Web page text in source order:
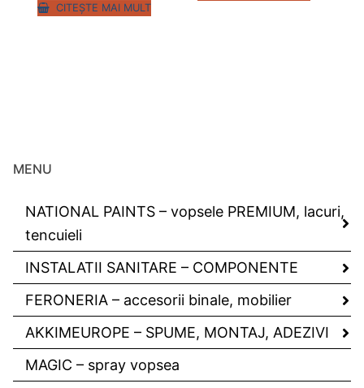
CITEȘTE MAI MULT
MENU
NATIONAL PAINTS – vopsele PREMIUM, lacuri,
tencuieli
INSTALATII SANITARE – COMPONENTE
FERONERIA – accesorii binale, mobilier
AKKIMEUROPE – SPUME, MONTAJ, ADEZIVI
MAGIC – spray vopsea